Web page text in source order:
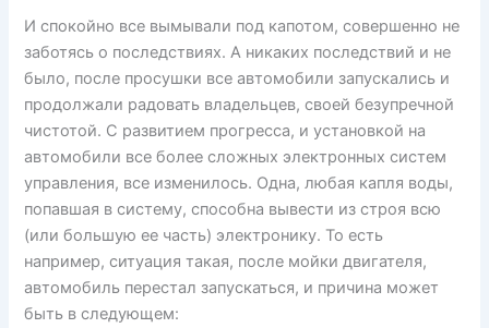
И спокойно все вымывали под капотом, совершенно не
заботясь о последствиях. А никаких последствий и не
было, после просушки все автомобили запускались и
продолжали радовать владельцев, своей безупречной
чистотой. С развитием прогресса, и установкой на
автомобили все более сложных электронных систем
управления, все изменилось. Одна, любая капля воды,
попавшая в систему, способна вывести из строя всю
(или большую ее часть) электронику. То есть
например, ситуация такая, после мойки двигателя,
автомобиль перестал запускаться, и причина может
быть в следующем: